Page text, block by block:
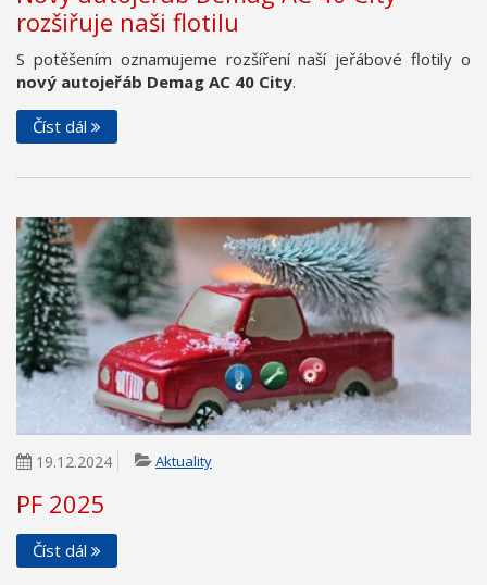
rozšiřuje naši flotilu
S potěšením oznamujeme rozšíření naší jeřábové flotily o
nový autojeřáb Demag AC 40 City.
Číst dál
19.12.2024 Aktuality
PF 2025
Číst dál